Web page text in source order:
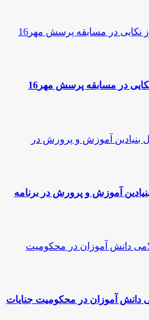
کسب رتبه نخست دانش آموز نکایی در مسابقه پرسش مهر16
آموزش و پرورش در برنامه
دانش آموزان در محکومیت جنایات